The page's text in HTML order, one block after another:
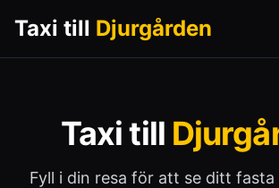
Taxi till Djurgården
Taxi till
Fyll i din resa för att se ditt